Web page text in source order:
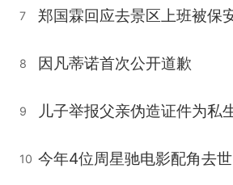
7
8 因凡蒂诺首次公开道歉
9
10 今年4位周星驰电影配角去世